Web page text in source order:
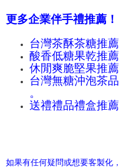
更多企業伴手禮推薦！
台灣茶酥茶糖推
酸香低糖果乾推薦
休閒爽脆堅果推薦
台灣無糖沖泡茶
。
送禮禮品禮盒推薦
如果有任何疑問或想要客製化